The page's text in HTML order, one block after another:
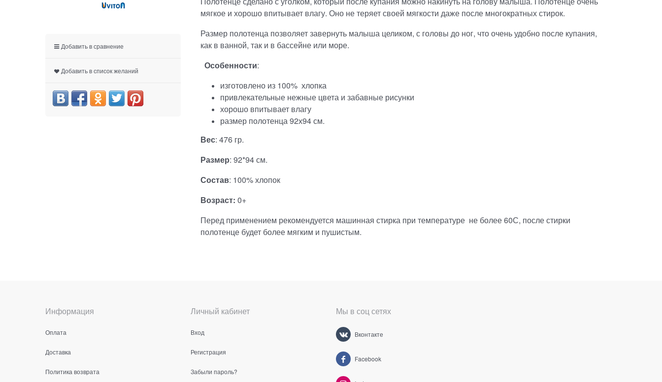
Добавить в сравнение
Добавить в список желаний
мягкое и хорошо впитывает влагу. Оно не теряет своей мягкости даже после многократных стирок.
Размер полотенца позволяет завернуть малыша целиком, с головы до ног, что очень удобно после купания,
как в ванной, так и в бассейне или море.
Особенности:
изготовлено из 100% хлопка
привлекательные нежные цвета и забавные рисунки
хорошо впитывает влагу
размер полотенца 92х94 см.
Вес: 476 гр.
Размер: 92*94 см.
Состав: 100% хлопок
Возраст: 0+
Перед применением рекомендуется машинная стирка при температуре не более 60С, после стирки
полотенце будет более мягким и пушистым.
Информация
Оплата
Доставка
Политика возврата
Личный кабинет
Вход
Регистрация
Забыли пароль?
Мы в соц сетях
Вконтакте
Facebook